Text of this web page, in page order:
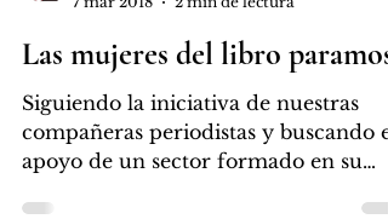
7 mar 2018
2 min de lectura
Las mujeres del libro paramos
Siguiendo la iniciativa de nuestras
compañeras periodistas y buscando el
apoyo de un sector formado en su